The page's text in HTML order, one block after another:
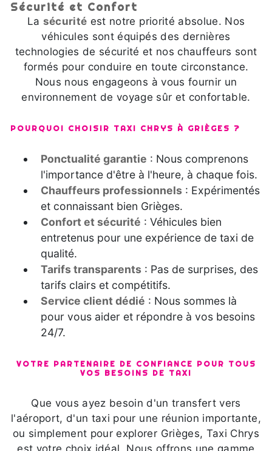
Sécurité et Confort
La sécurité est notre priorité absolue. Nos
véhicules sont équipés des dernières
technologies de sécurité et nos chauffeurs sont
formés pour conduire en toute circonstance.
Nous nous engageons à vous fournir un
environnement de voyage sûr et confortable.
POURQUOI CHOISIR TAXI CHRYS À GRIÈGES ?
Ponctualité garantie : Nous comprenons
l'importance d'être à l'heure, à chaque fois.
Chauffeurs professionnels : Expérimentés
et connaissant bien Grièges.
Confort et sécurité : Véhicules bien
entretenus pour une expérience de taxi de
qualité.
Tarifs transparents : Pas de surprises, des
tarifs clairs et compétitifs.
Service client dédié : Nous sommes là
pour vous aider et répondre à vos besoins
24/7.
VOTRE PARTENAIRE DE CONFIANCE POUR TOUS
VOS BESOINS DE TAXI
Que vous ayez besoin d'un transfert vers
l'aéroport, d'un taxi pour une réunion importante,
ou simplement pour explorer Grièges, Taxi Chrys